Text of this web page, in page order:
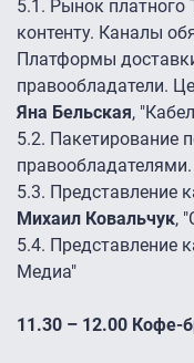
5.1. Рынок платного
контенту. Каналы
Платформы
правообладатели.
Яна Бельская,
5.2. Пакетирование
правообладателями.
5.3. Представление
Михаил Ковальчук,
5.4. Представление
Медиа"
11.30 – 12.00 Кофе-